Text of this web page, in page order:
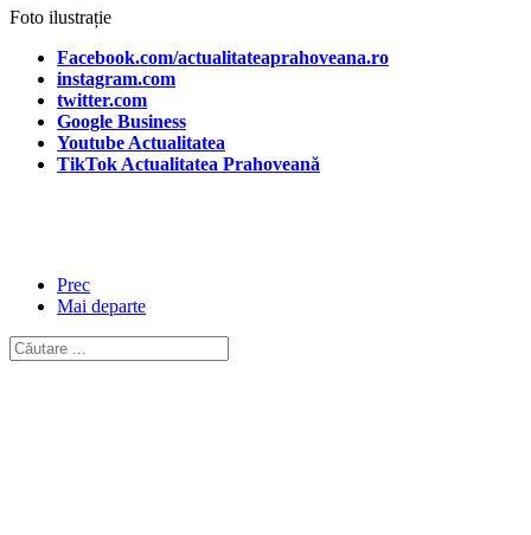
Foto ilustrație
Facebook.com/actualitateaprahoveana.ro
instagram.com
twitter.com
Google Business
Youtube Actualitatea
TikTok Actualitatea Prahoveană
Prec
Mai departe